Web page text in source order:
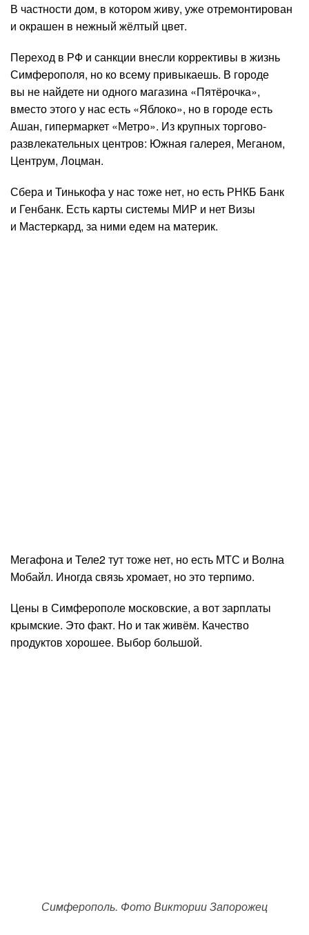
В частности дом, в котором живу, уже отремонтирован
и окрашен в нежный жёлтый цвет.
Переход в РФ и санкции внесли коррективы в жизнь
Симферополя, но ко всему привыкаешь. В городе
вы не найдете ни одного магазина «Пятёрочка»,
вместо этого у нас есть «Яблоко», но в городе есть
Ашан, гипермаркет «Метро». Из крупных торгово-
развлекательных центров: Южная галерея, Меганом,
Центрум, Лоцман.
Сбера и Тинькофа у нас тоже нет, но есть РНКБ Банк
и Генбанк. Есть карты системы МИР и нет Визы
и Мастеркард, за ними едем на материк.
Мегафона и Теле2 тут тоже нет, но есть МТС и Волна
Мобайл. Иногда связь хромает, но это терпимо.
Цены в Симферополе московские, а вот зарплаты
крымские. Это факт. Но и так живём. Качество
продуктов хорошее. Выбор большой.
Симферополь. Фото Виктории Запорожец